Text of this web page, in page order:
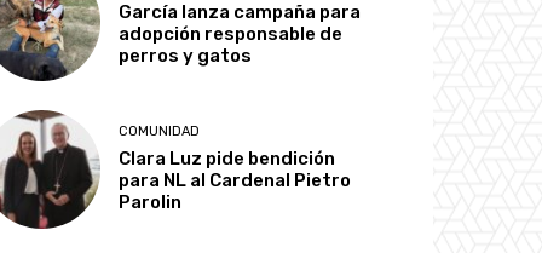
García lanza campaña para
adopción responsable de
perros y gatos
COMUNIDAD
Clara Luz pide bendición
para NL al Cardenal Pietro
Parolin